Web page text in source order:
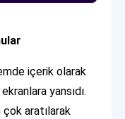
içerik olarak
yansıdı.
çok aratılarak